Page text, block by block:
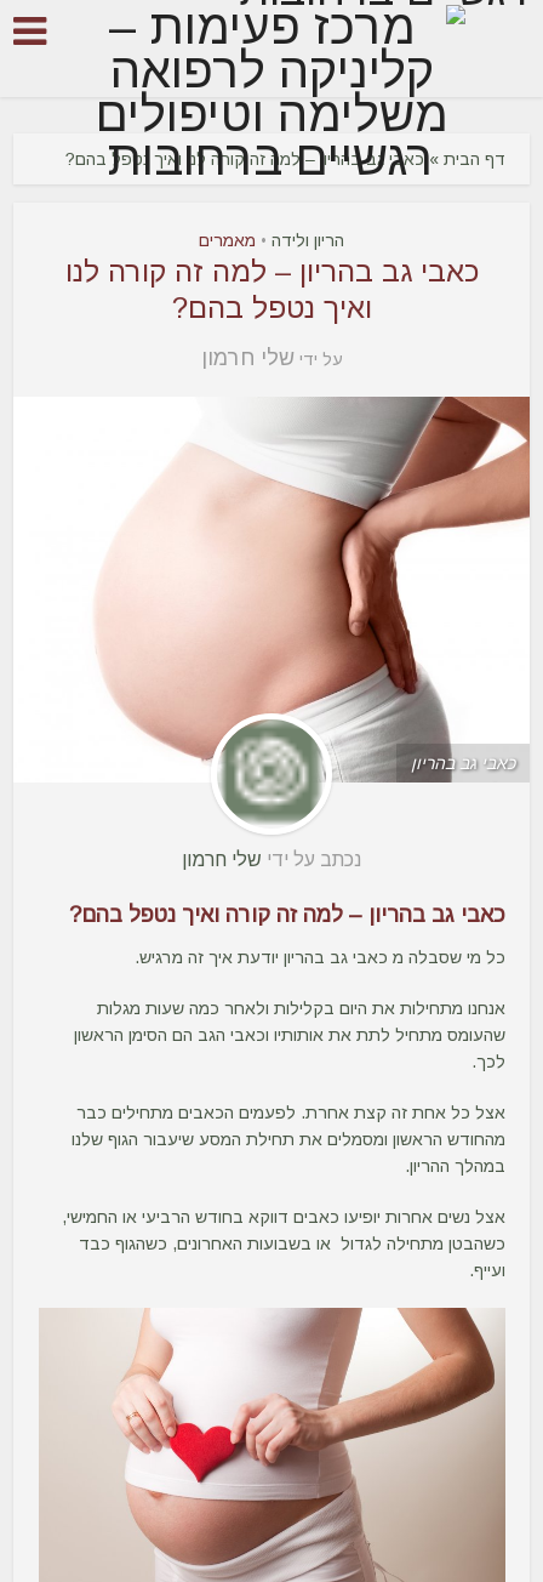
דף הבית »כאבי גב בהריון – למה זה קורה לנו ואיך נטפל בהם?
הריון ולידה • מאמרים
כאבי גב בהריון – למה זה קורה לנו
ואיך נטפל בהם?
על ידישלי חרמון
כאבי גב בהריון
נכתב על ידי שלי חרמון
כאבי גב בהריון – למה זה קורה ואיך נטפל בהם?
כל מי שסבלה מ כאבי גב בהריון יודעת איך זה מרגיש.
אנחנו מתחילות את היום בקלילות ולאחר כמה שעות מגלות
שהעומס מתחיל לתת את אותותיו וכאבי הגב הם הסימן הראשון
לכך.
אצל כל אחת זה קצת אחרת. לפעמים הכאבים מתחילים כבר
מהחודש הראשון ומסמלים את תחילת המסע שיעבור הגוף שלנו
במהלך ההריון.
אצל נשים אחרות יופיעו כאבים דווקא בחודש הרביעי או החמישי,
כשהבטן מתחילה לגדול או בשבועות האחרונים, כשהגוף כבד
ועייף.